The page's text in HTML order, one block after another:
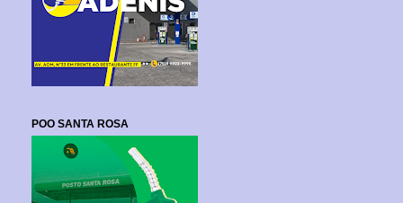
POO SANTA ROSA